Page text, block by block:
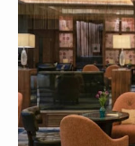
일본
베트남